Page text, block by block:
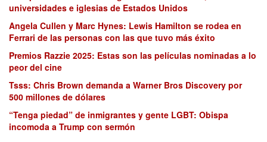
universidades e iglesias de Estados Unidos
Angela Cullen y Marc Hynes: Lewis Hamilton se rodea en
Ferrari de las personas con las que tuvo más éxito
Premios Razzie 2025: Estas son las películas nominadas a lo
peor del cine
Tsss: Chris Brown demanda a Warner Bros Discovery por
500 millones de dólares
“Tenga piedad” de inmigrantes y gente LGBT: Obispa
incomoda a Trump con sermón